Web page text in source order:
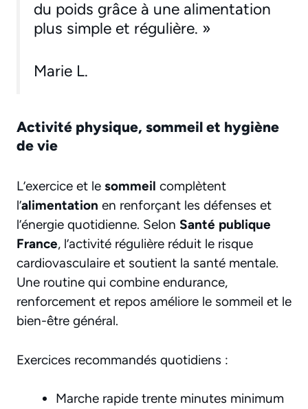
du poids grâce à une alimentation
plus simple et régulière. »
Marie L.
Activité physique, sommeil et hygiène
de vie
L’exercice et le sommeil complètent
l’alimentation en renforçant les défenses et
l’énergie quotidienne. Selon Santé publique
France, l’activité régulière réduit le risque
cardiovasculaire et soutient la santé mentale.
Une routine qui combine endurance,
renforcement et repos améliore le sommeil et le
bien-être général.
Exercices recommandés quotidiens :
Marche rapide trente minutes minimum